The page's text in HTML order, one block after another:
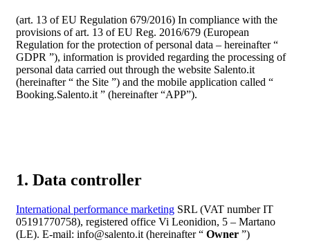
(art. 13 of EU Regulation 679/2016) In compliance with the
provisions of art. 13 of EU Reg. 2016/679 (European
Regulation for the protection of personal data – hereinafter “
GDPR ”), information is provided regarding the processing of
personal data carried out through the website Salento.it
(hereinafter “ the Site ”) and the mobile application called “
Booking.Salento.it ” (hereinafter “APP”).
1. Data controller
International performance marketing SRL (VAT number IT
05191770758), registered office Vi Leonidion, 5 – Martano
(LE). E-mail: info@salento.it (hereinafter “ Owner ”)